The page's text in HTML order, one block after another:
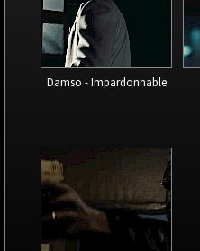
Damso - Impardonnable